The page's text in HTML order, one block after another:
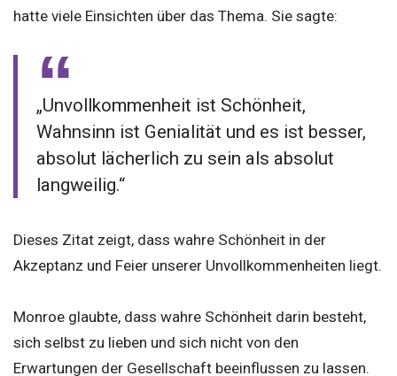
hatte viele Einsichten über das Thema. Sie sagte:
„Unvollkommenheit ist Schönheit,
Wahnsinn ist Genialität und es ist besser,
absolut lächerlich zu sein als absolut
langweilig.“
Dieses Zitat zeigt, dass wahre Schönheit in der
Akzeptanz und Feier unserer Unvollkommenheiten liegt.
Monroe glaubte, dass wahre Schönheit darin besteht,
sich selbst zu lieben und sich nicht von den
Erwartungen der Gesellschaft beeinflussen zu lassen.